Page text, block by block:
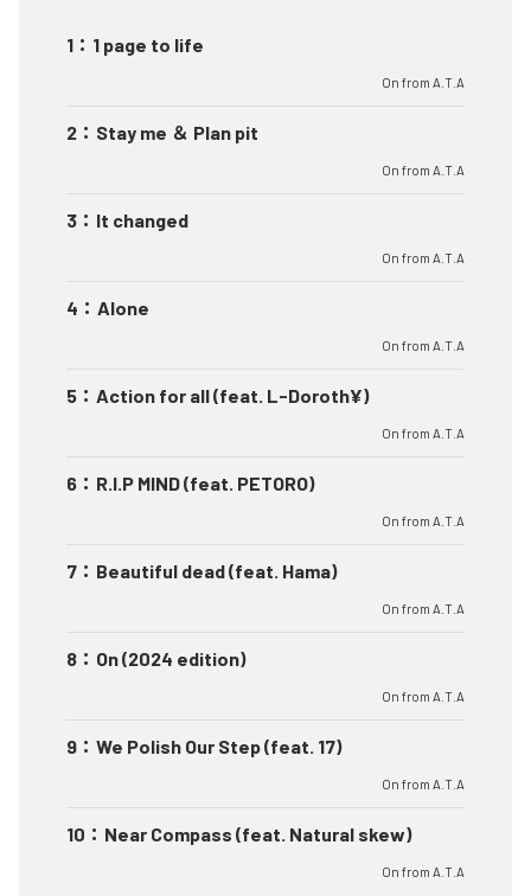
1 ： 1 page to life
On from A.T.A
2 ： Stay me ＆ Plan pit
On from A.T.A
3 ： It changed
On from A.T.A
4 ： Alone
On from A.T.A
5 ： Action for all (feat. L-Doroth¥)
On from A.T.A
6 ： R.I.P MIND (feat. PETORO)
On from A.T.A
7 ： Beautiful dead (feat. Hama)
On from A.T.A
8 ： On (2024 edition)
On from A.T.A
9 ： We Polish Our Step (feat. 17)
On from A.T.A
10 ： Near Compass (feat. Natural skew)
On from A.T.A